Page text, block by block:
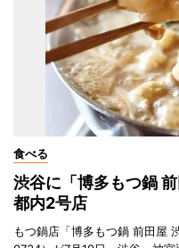
食べる
渋谷に「博多もつ鍋
都内2号店
もつ鍋店「博多もつ鍋 前田屋